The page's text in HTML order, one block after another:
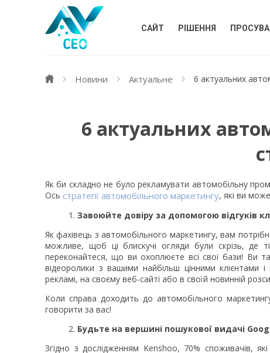
САЙТ РІШЕННЯ
Новини Актуальне 6 актуальних
6 актуальних
Як би складно не було рекламувати автомобільну
Ось стратегії автомобільного маркетингу, які ви
Завоюйте довіру за допомогою відгуків
Як фахівець з автомобільного маркетингу, вам
можливе, щоб ці блискучі огляди були скрізь, де
переконайтеся, що ви охоплюєте всі свої бази! Ви
відеоролики з вашими найбільш цінними клієнтами і
рекламі, на своєму веб-сайті або в своїй новинній
Коли справа доходить до автомобільного
говорити за вас!
Будьте на вершині пошукової видачі
Згідно з дослідженням Kenshoo, 70% споживачів,